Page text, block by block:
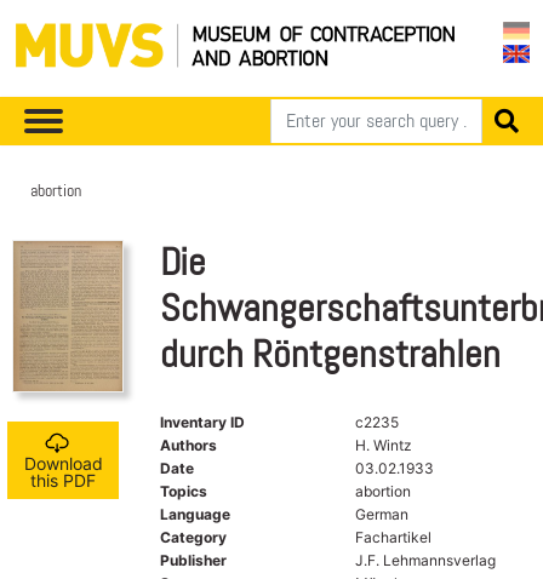
abortion
Download
this PDF
Die
durch Röntgenstrahlen
Inventary ID
c2235
Authors
H. Wintz
Date
03.02.1933
Topics
abortion
Language
German
Category
Fachartikel
Publisher
J.F. Lehmannsverlag